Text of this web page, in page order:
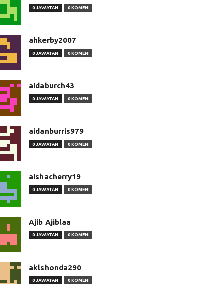
0 JAWATAN 0 KOMEN
ahkerby2007
0 JAWATAN 0 KOMEN
aidaburch43
0 JAWATAN 0 KOMEN
aidanburris979
0 JAWATAN 0 KOMEN
aishacherry19
0 JAWATAN 0 KOMEN
Ajib Ajiblaa
0 JAWATAN 0 KOMEN
aklshonda290
0 JAWATAN 0 KOMEN